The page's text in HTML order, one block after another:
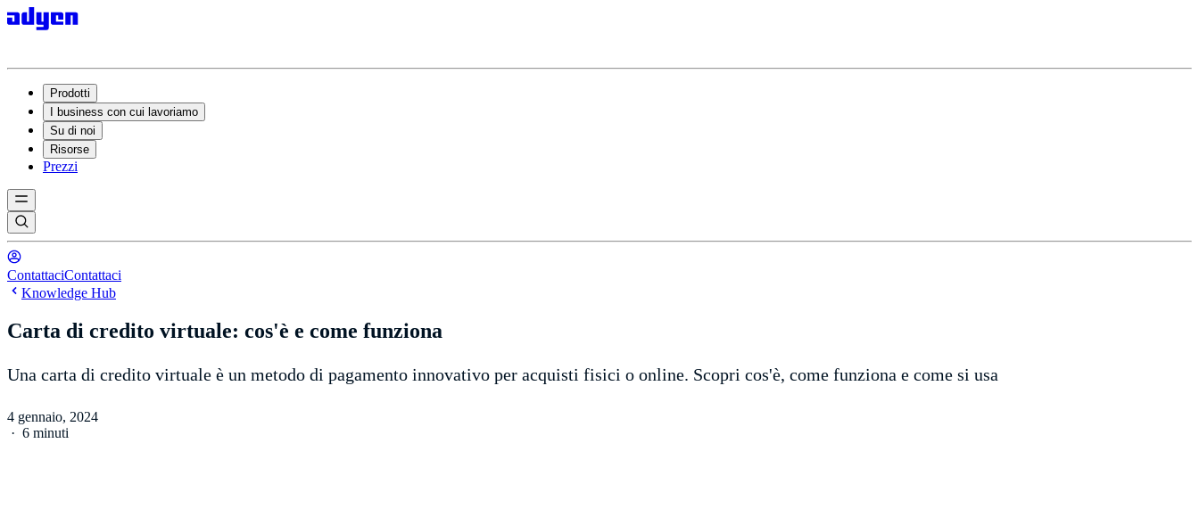
Prodotti
I business con cui lavoriamo
Su di noi
Risorse
Prezzi
ContattaciContattaci
Knowledge Hub
Carta di credito virtuale: cos'è e come funziona
Una carta di credito virtuale è un metodo di pagamento innovativo per acquisti fisici o online. Scopri cos'è, come funziona e come si usa
4 gennaio, 2024
· 6 minuti